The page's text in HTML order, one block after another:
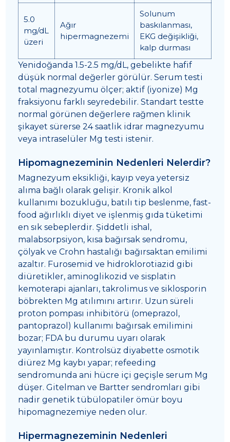
5.0
mg/dL
üzeri
Ağır
hipermagnezemi
Solunum
baskılanması,
EKG değişikliği,
kalp durması
Yenidoğanda 1.5-2.5 mg/dL, gebelikte hafif
düşük normal değerler görülür. Serum testi
total magnezyumu ölçer; aktif (iyonize) Mg
fraksiyonu farklı seyredebilir. Standart testte
normal görünen değerlere rağmen klinik
şikayet sürerse 24 saatlik idrar magnezyumu
veya intraselüler Mg testi istenir.
Hipomagnezeminin Nedenleri Nelerdir?
Magnezyum eksikliği, kayıp veya yetersiz
alıma bağlı olarak gelişir. Kronik alkol
kullanımı bozukluğu, batılı tip beslenme, fast-
food ağırlıklı diyet ve işlenmiş gıda tüketimi
en sık sebeplerdir. Şiddetli ishal,
malabsorpsiyon, kısa bağırsak sendromu,
çölyak ve Crohn hastalığı bağırsaktan emilimi
azaltır. Furosemid ve hidroklorotiazid gibi
diüretikler, aminoglikozid ve sisplatin
kemoterapi ajanları, takrolimus ve siklosporin
böbrekten Mg atılımını artırır. Uzun süreli
proton pompası inhibitörü (omeprazol,
pantoprazol) kullanımı bağırsak emilimini
bozar; FDA bu durumu uyarı olarak
yayınlamıştır. Kontrolsüz diyabette osmotik
diürez Mg kaybı yapar; refeeding
sendromunda ani hücre içi geçişle serum Mg
düşer. Gitelman ve Bartter sendromları gibi
nadir genetik tübülopatiler ömür boyu
hipomagnezemiye neden olur.
Hipermagnezeminin Nedenleri